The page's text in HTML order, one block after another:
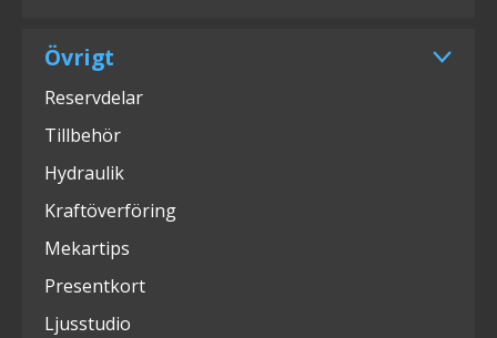
Övrigt
Reservdelar
Tillbehör
Hydraulik
Kraftöverföring
Mekartips
Presentkort
Ljusstudio